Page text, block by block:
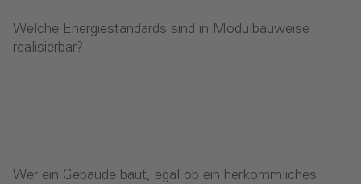
Welche Energiestandards sind in Modulbauweise
realisierbar?
Wer ein Gebäude baut, egal ob ein herkömmliches